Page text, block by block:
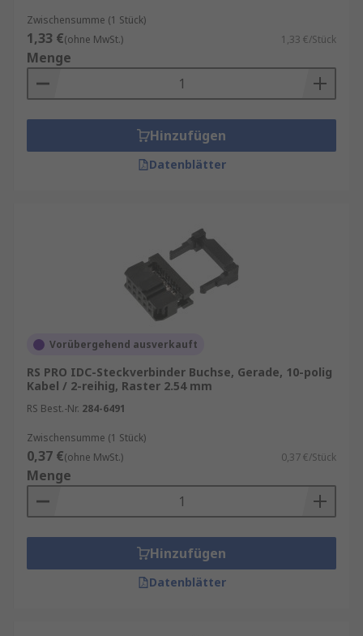
Zwischensumme (1 Stück)
1,33 €(ohne MwSt.) 1,33 €/Stück
Menge
Hinzufügen
Datenblätter
Vorübergehend ausverkauft
RS PRO IDC-Steckverbinder Buchse, Gerade, 10-polig
Kabel / 2-reihig, Raster 2.54 mm
RS Best.-Nr. 284-6491
Zwischensumme (1 Stück)
0,37 €(ohne MwSt.) 0,37 €/Stück
Menge
Hinzufügen
Datenblätter